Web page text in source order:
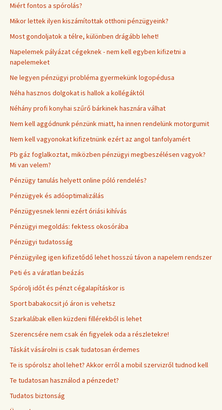
Miért fontos a spórolás?
Mikor lettek ilyen kiszámítottak otthoni pénzügyeink?
Most gondoljatok a télre, különben drágább lehet!
Napelemek pályázat cégeknek - nem kell egyben kifizetni a
napelemeket
Ne legyen pénzügyi probléma gyermekünk logopédusa
Néha hasznos dolgokat is hallok a kollégáktól
Néhány profi konyhai szűrő bárkinek hasznára válhat
Nem kell aggódnunk pénzünk miatt, ha innen rendelünk motorgumit
Nem kell vagyonokat kifizetnünk ezért az angol tanfolyamért
Pb gáz foglalkoztat, miközben pénzügyi megbeszélésen vagyok?
Mi van velem?
Pénzügy tanulás helyett online póló rendelés?
Pénzügyek és adóoptimalizálás
Pénzügyesnek lenni ezért óriási kihívás
Pénzügyi megoldás: fektess okosórába
Pénzügyi tudatosság
Pénzügyileg igen kifizetődő lehet hosszú távon a napelem rendszer
Peti és a váratlan beázás
Spórolj időt és pénzt cégalapításkor is
Sport babakocsit jó áron is vehetsz
Szarkalábak ellen küzdeni fillérekből is lehet
Szerencsére nem csak én figyelek oda a részletekre!
Táskát vásárolni is csak tudatosan érdemes
Te is spórolsz ahol lehet? Akkor erről a mobil szervizről tudnod kell
Te tudatosan használod a pénzedet?
Tudatos biztonság